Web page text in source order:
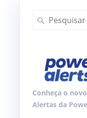
Pesquisar
Conheça o
Alertas da